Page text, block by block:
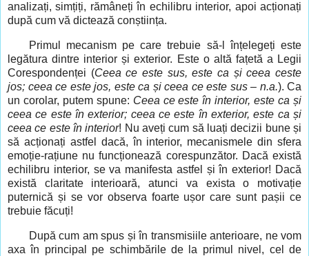
analizați, simțiți, rămâneți în echilibru interior, apoi acționați
după cum vă dictează conștiința.
Primul mecanism pe care trebuie să-l înțelegeți este
legătura dintre interior și exterior. Este o altă fațetă a Legii
Corespondenței (Ceea ce este sus, este ca și ceea ceste
jos; ceea ce este jos, este ca și ceea ce este sus – n.a.). Ca
un corolar, putem spune: Ceea ce este în interior, este ca și
ceea ce este în exterior; ceea ce este în exterior, este ca și
ceea ce este în interior! Nu aveți cum să luați decizii bune și
să acționați astfel dacă, în interior, mecanismele din sfera
emoție-rațiune nu funcționează corespunzător. Dacă există
echilibru interior, se va manifesta astfel și în exterior! Dacă
există claritate interioară, atunci va exista o motivație
puternică și se vor observa foarte ușor care sunt pașii ce
trebuie făcuți!
După cum am spus și în transmisiile anterioare, ne vom
axa în principal pe schimbările de la primul nivel, cel de